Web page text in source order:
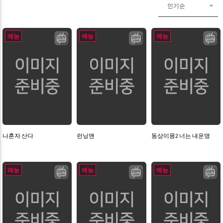
인기순
예능
나혼자 산다
예능
런닝맨
예능
동상이몽2 너는 내운명
예능 예능 예능